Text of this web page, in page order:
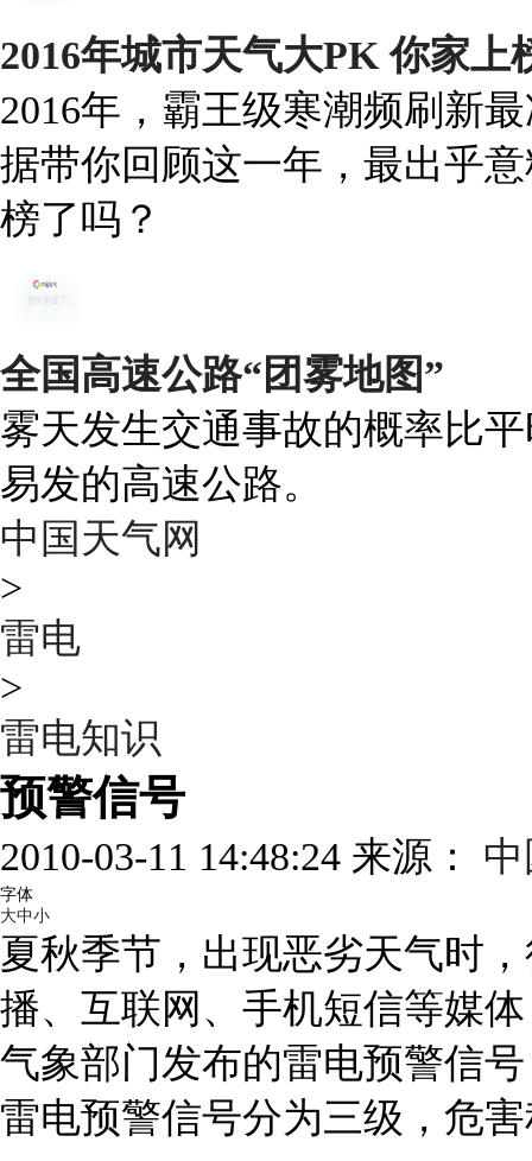
2016年城市天气大PK 你家上
2016年，霸王级寒潮频刷新
据带你回顾这一年，最出乎
榜了吗？
全国高速公路“团雾地图”
雾天发生交通事故的概率比
易发的高速公路。
中国天气网
>
雷电
>
雷电知识
预警信号
2010-03-11 14:48:24 来源：
字体
大中小
夏秋季节，出现恶劣天气时
播、互联网、手机短信等媒
气象部门发布的雷电预警信
雷电预警信号分为三级，危